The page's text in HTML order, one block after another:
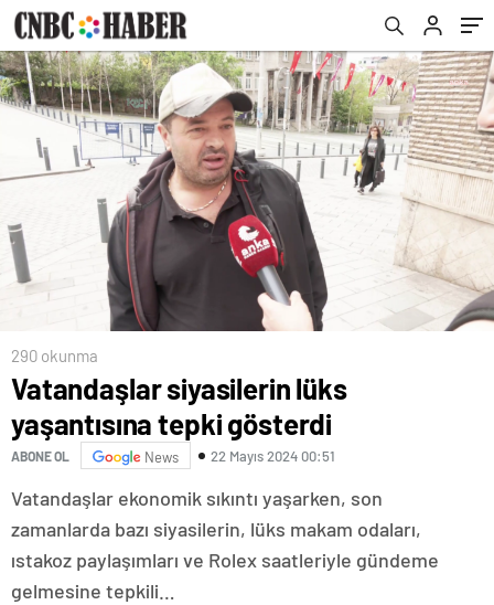
290 okunma
Vatandaşlar siyasilerin lüks
yaşantısına tepki gösterdi
ABONE OL News 22 Mayıs 2024 00:51
Vatandaşlar ekonomik sıkıntı yaşarken, son
zamanlarda bazı siyasilerin, lüks makam odaları,
ıstakoz paylaşımları ve Rolex saatleriyle gündeme
gelmesine tepkili…